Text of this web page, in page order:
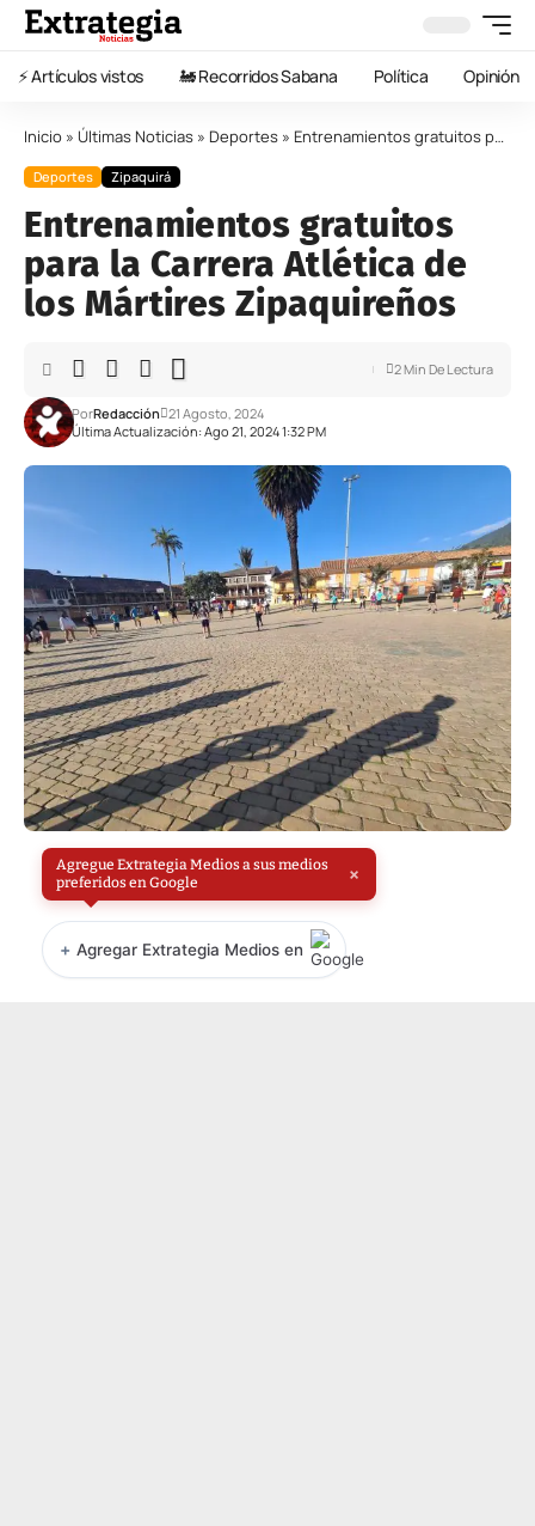
⚡️ Artículos vistos 🚂 Recorridos Sabana Política Opinión
Inicio » Últimas Noticias » Deportes » Entrenamientos gratuitos para la Carrera Atlética de los Mártires Zipaquireños
Deportes Zipaquirá
Entrenamientos gratuitos
para la Carrera Atlética de
los Mártires Zipaquireños
Última Actualización: Ago 21, 2024 1:32 PM
PorRedacción 21 Agosto, 2024
2 Min De Lectura
Agregue Extrategia Medios a sus medios
preferidos en Google
×
+ Agregar Extrategia Medios en